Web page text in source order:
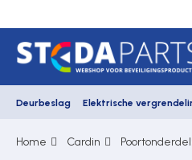
Deurbeslag Elektrische
Deurbeslag
Home Cardin